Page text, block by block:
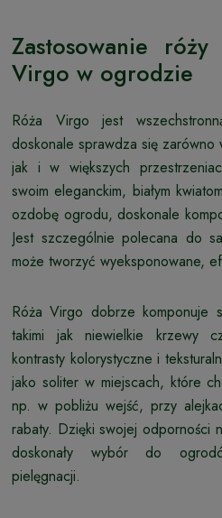
Zastosowanie
Virgo w ogrodzie
Róża Virgo jest
doskonale sprawdza się
jak i w większych
swoim eleganckim, białym
ozdobę ogrodu, doskonale
Jest szczególnie polecana do
może tworzyć wyeksponowane,
Róża Virgo dobrze komponuje
takimi jak niewielkie krzewy
kontrasty kolorystyczne i
jako soliter w miejscach, które
np. w pobliżu wejść, przy
rabaty. Dzięki swojej odporności
doskonały wybór do
pielęgnacji.